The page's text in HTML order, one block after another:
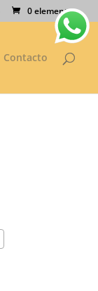
0 elementos
Contacto